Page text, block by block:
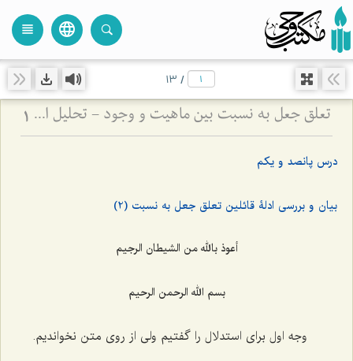
language
view_headline
/
13
تعلق جعل به نسبت بین ماهیت و وجود - تحلیل ادله قائلین به جعل نسبت و نقد مبانی فلسفی آن 1
درس پانصد و یکم
بیان و بررسی ادلۀ قائلین تعلق جعل به نسبت (2)
أعوذ بالله من الشیطان الرجیم
بسم الله الرحمن الرحیم
وجه اول برای استدلال را گفتیم ولی از روی متن نخواندیم.